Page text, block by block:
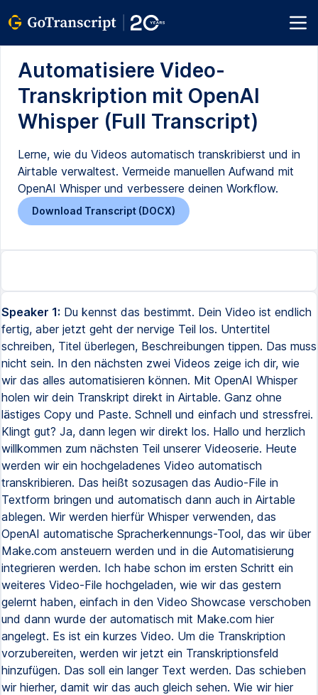
Automatisiere Video-
Transkription mit OpenAI
Whisper (Full Transcript)
Lerne, wie du Videos automatisch transkribierst und in
Airtable verwaltest. Vermeide manuellen Aufwand mit
OpenAI Whisper und verbessere deinen Workflow.
Download Transcript (DOCX)
Speaker 1: Du kennst das bestimmt. Dein Video ist endlich
fertig, aber jetzt geht der nervige Teil los. Untertitel
schreiben, Titel überlegen, Beschreibungen tippen. Das muss
nicht sein. In den nächsten zwei Videos zeige ich dir, wie
wir das alles automatisieren können. Mit OpenAI Whisper
holen wir dein Transkript direkt in Airtable. Ganz ohne
lästiges Copy und Paste. Schnell und einfach und stressfrei.
Klingt gut? Ja, dann legen wir direkt los. Hallo und herzlich
willkommen zum nächsten Teil unserer Videoserie. Heute
werden wir ein hochgeladenes Video automatisch
transkribieren. Das heißt sozusagen das Audio-File in
Textform bringen und automatisch dann auch in Airtable
ablegen. Wir werden hierfür Whisper verwenden, das
OpenAI automatische Spracherkennungs-Tool, das wir über
Make.com ansteuern werden und in die Automatisierung
integrieren werden. Ich habe schon im ersten Schritt ein
weiteres Video-File hochgeladen, wie wir das gestern
gelernt haben, einfach in den Video Showcase verschoben
und dann wurde der automatisch mit Make.com hier
angelegt. Es ist ein kurzes Video. Um die Transkription
vorzubereiten, werden wir jetzt ein Transkriptionsfeld
hinzufügen. Das soll ein langer Text werden. Das schieben
wir hierher, damit wir das auch gleich sehen. Wie wir hier